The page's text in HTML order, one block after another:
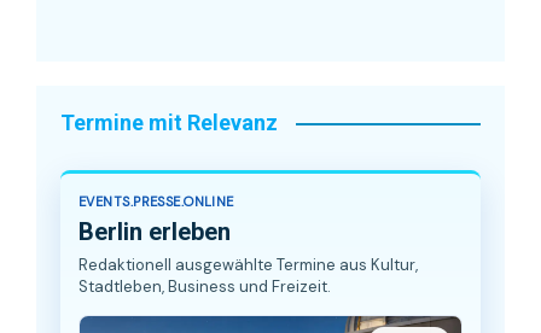
Termine mit Relevanz
EVENTS.PRESSE.ONLINE
Berlin erleben
Redaktionell ausgewählte Termine aus Kultur,
Stadtleben, Business und Freizeit.